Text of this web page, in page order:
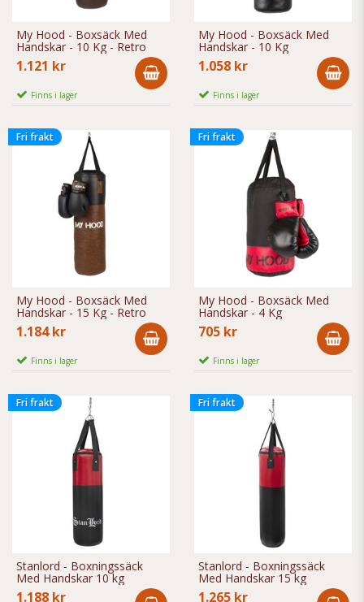
My Hood - Boxsäck Med
Handskar - 10 Kg - Retro
1.121 kr
Finns i lager
My Hood - Boxsäck Med
Handskar - 10 Kg
1.058 kr
Finns i lager
Fri frakt
My Hood - Boxsäck Med
Handskar - 15 Kg - Retro
1.184 kr
Finns i lager
Fri frakt
My Hood - Boxsäck Med
Handskar - 4 Kg
705 kr
Finns i lager
Fri frakt
Stanlord - Boxningssäck
Med Handskar 10 kg
1.188 kr
Fri frakt
Stanlord - Boxningssäck
Med Handskar 15 kg
1.265 kr